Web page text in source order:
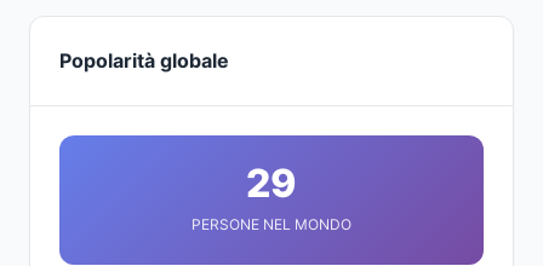
Popolarità globale
29
PERSONE NEL MONDO